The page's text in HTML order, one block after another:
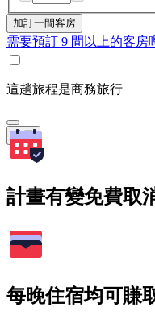
加訂一間客房
需要預訂 9 間以上的客房
這趟旅程是商務旅行
搜尋
計畫有變免費取
每晚住宿均可賺